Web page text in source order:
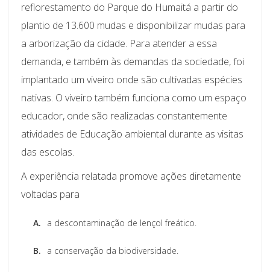
reflorestamento do Parque do Humaitá a partir do
plantio de 13.600 mudas e disponibilizar mudas para
a arborização da cidade. Para atender a essa
demanda, e também às demandas da sociedade, foi
implantado um viveiro onde são cultivadas espécies
nativas. O viveiro também funciona como um espaço
educador, onde são realizadas constantemente
atividades de Educação ambiental durante as visitas
das escolas.
A experiência relatada promove ações diretamente
voltadas para
A. a descontaminação de lençol freático.
B. a conservação da biodiversidade.